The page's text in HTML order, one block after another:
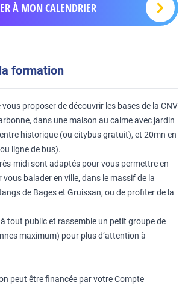
À MON CALENDRIER
formation
proposer de découvrir les bases de la CNV
dans une maison au calme avec jardin
historique (ou citybus gratuit), et 20mn en
ligne de bus).
midi sont adaptés pour vous permettre en
vous balader en ville, dans le massif de la
de Bages et Gruissan, ou de profiter de la
tout public et rassemble un petit groupe de
maximum) pour plus d’attention à
peut être financée par votre Compte